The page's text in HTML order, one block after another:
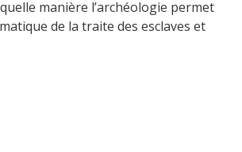
manière l’archéologie permet
de la traite des esclaves et